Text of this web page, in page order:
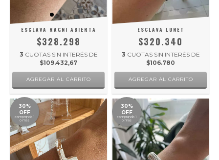
ESCLAVA RAGNI ABIERTA
$328.298
3 CUOTAS SIN INTERÉS DE
$109.432,67
ESCLAVA LUNET
$320.340
3 CUOTAS SIN INTERÉS DE
$106.780
30%
OFF
comprando 1
o más
30%
OFF
comprando 1
o más